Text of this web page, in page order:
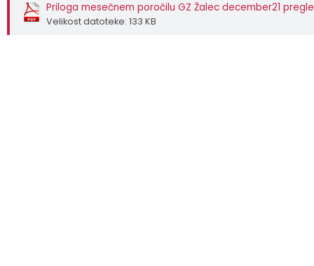
Priloga mesečnem poročilu GZ Žalec december21
Velikost datoteke: 133 KB